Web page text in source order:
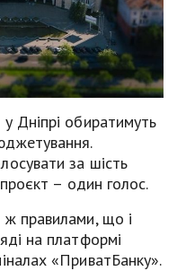
Дніпрі обиратимуть
за шість
– один голос.
правилами, що і
на платформі
«ПриватБанку».